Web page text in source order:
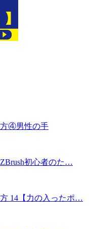
方④男性の手
初心者のた…
14【力の入ったポ…